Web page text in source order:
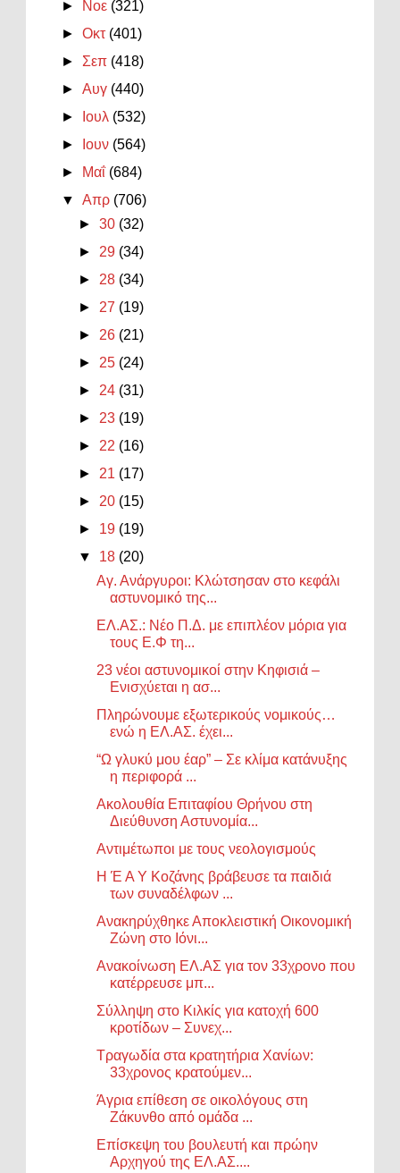
►
Νοε (321)
►Οκτ (401)
► Σεπ (418)
►Αυγ (440)
►
Ιουλ (532)
►
Ιουν (564)
►
Μαΐ (684)
▼Απρ (706)
►30 (32)
► 29 (34)
► 28 (34)
► 27 (19)
► 26 (21)
► 25 (24)
► 24 (31)
► 23 (19)
► 22 (16)
► 21 (17)
► 20 (15)
► 19 (19)
▼ 18 (20)
Αγ. Ανάργυροι: Κλώτσησαν στο κεφάλι
αστυνομικό της...
ΕΛ.ΑΣ.: Νέο Π.Δ. με επιπλέον μόρια για
τους Ε.Φ τη...
23 νέοι αστυνομικοί στην Κηφισιά –
Ενισχύεται η ασ...
Πληρώνουμε εξωτερικούς νομικούς…
ενώ η ΕΛ.ΑΣ. έχει...
“Ω γλυκύ μου έαρ” – Σε κλίμα κατάνυξης
η περιφορά ...
Ακολουθία Επιταφίου Θρήνου στη
Διεύθυνση Αστυνομία...
Αντιμέτωποι με τους νεολογισμούς
Η Έ Α Υ Κοζάνης βράβευσε τα παιδιά
των συναδέλφων ...
Ανακηρύχθηκε Αποκλειστική Οικονομική
Ζώνη στο Ιόνι...
Aνακοίνωση ΕΛ.ΑΣ για τον 33χρονο που
κατέρρευσε μπ...
Σύλληψη στο Κιλκίς για κατοχή 600
κροτίδων – Συνεχ...
Τραγωδία στα κρατητήρια Χανίων:
33χρονος κρατούμεν...
Άγρια επίθεση σε οικολόγους στη
Ζάκυνθο από ομάδα ...
Επίσκεψη του βουλευτή και πρώην
Αρχηγού της ΕΛ.ΑΣ....